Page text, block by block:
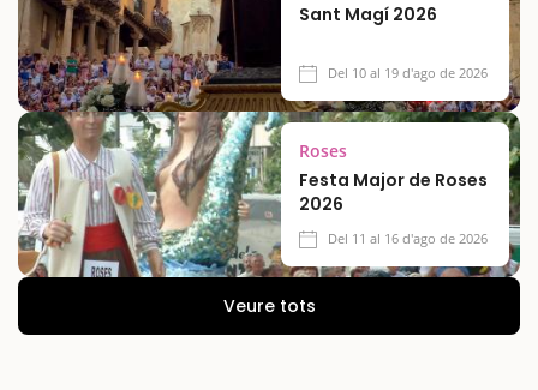
Sant Magí 2026
Del 10 al 19 d'ago de 2026
Roses
Festa Major de Roses
2026
Del 11 al 16 d'ago de 2026
Veure tots